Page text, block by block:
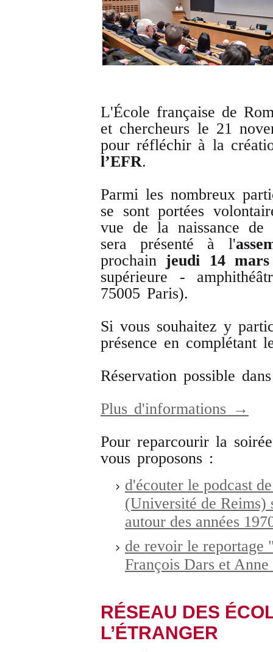
L'École française de
et chercheurs le 21
pour réfléchir à la
l’EFR.
Parmi les nombreux
se sont portées
vue de la naissance de
sera présenté à l'
prochain jeudi 14 mars
supérieure -
75005 Paris).
Si vous souhaitez y
présence en complétant
Réservation possible
Plus d'informations →
Pour reparcourir la
vous proposons :
d'écouter le podcast
(Université de Reims)
autour des années
de revoir le reportage
François Dars et
RÉSEAU DES
L’ÉTRANGER